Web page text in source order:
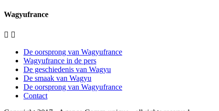
Wagyufrance
 
De oorsprong van Wagyufrance
Wagyufrance in de pers
De geschiedenis van Wagyu
De smaak van Wagyu
De oorsprong van Wagyufrance
Contact